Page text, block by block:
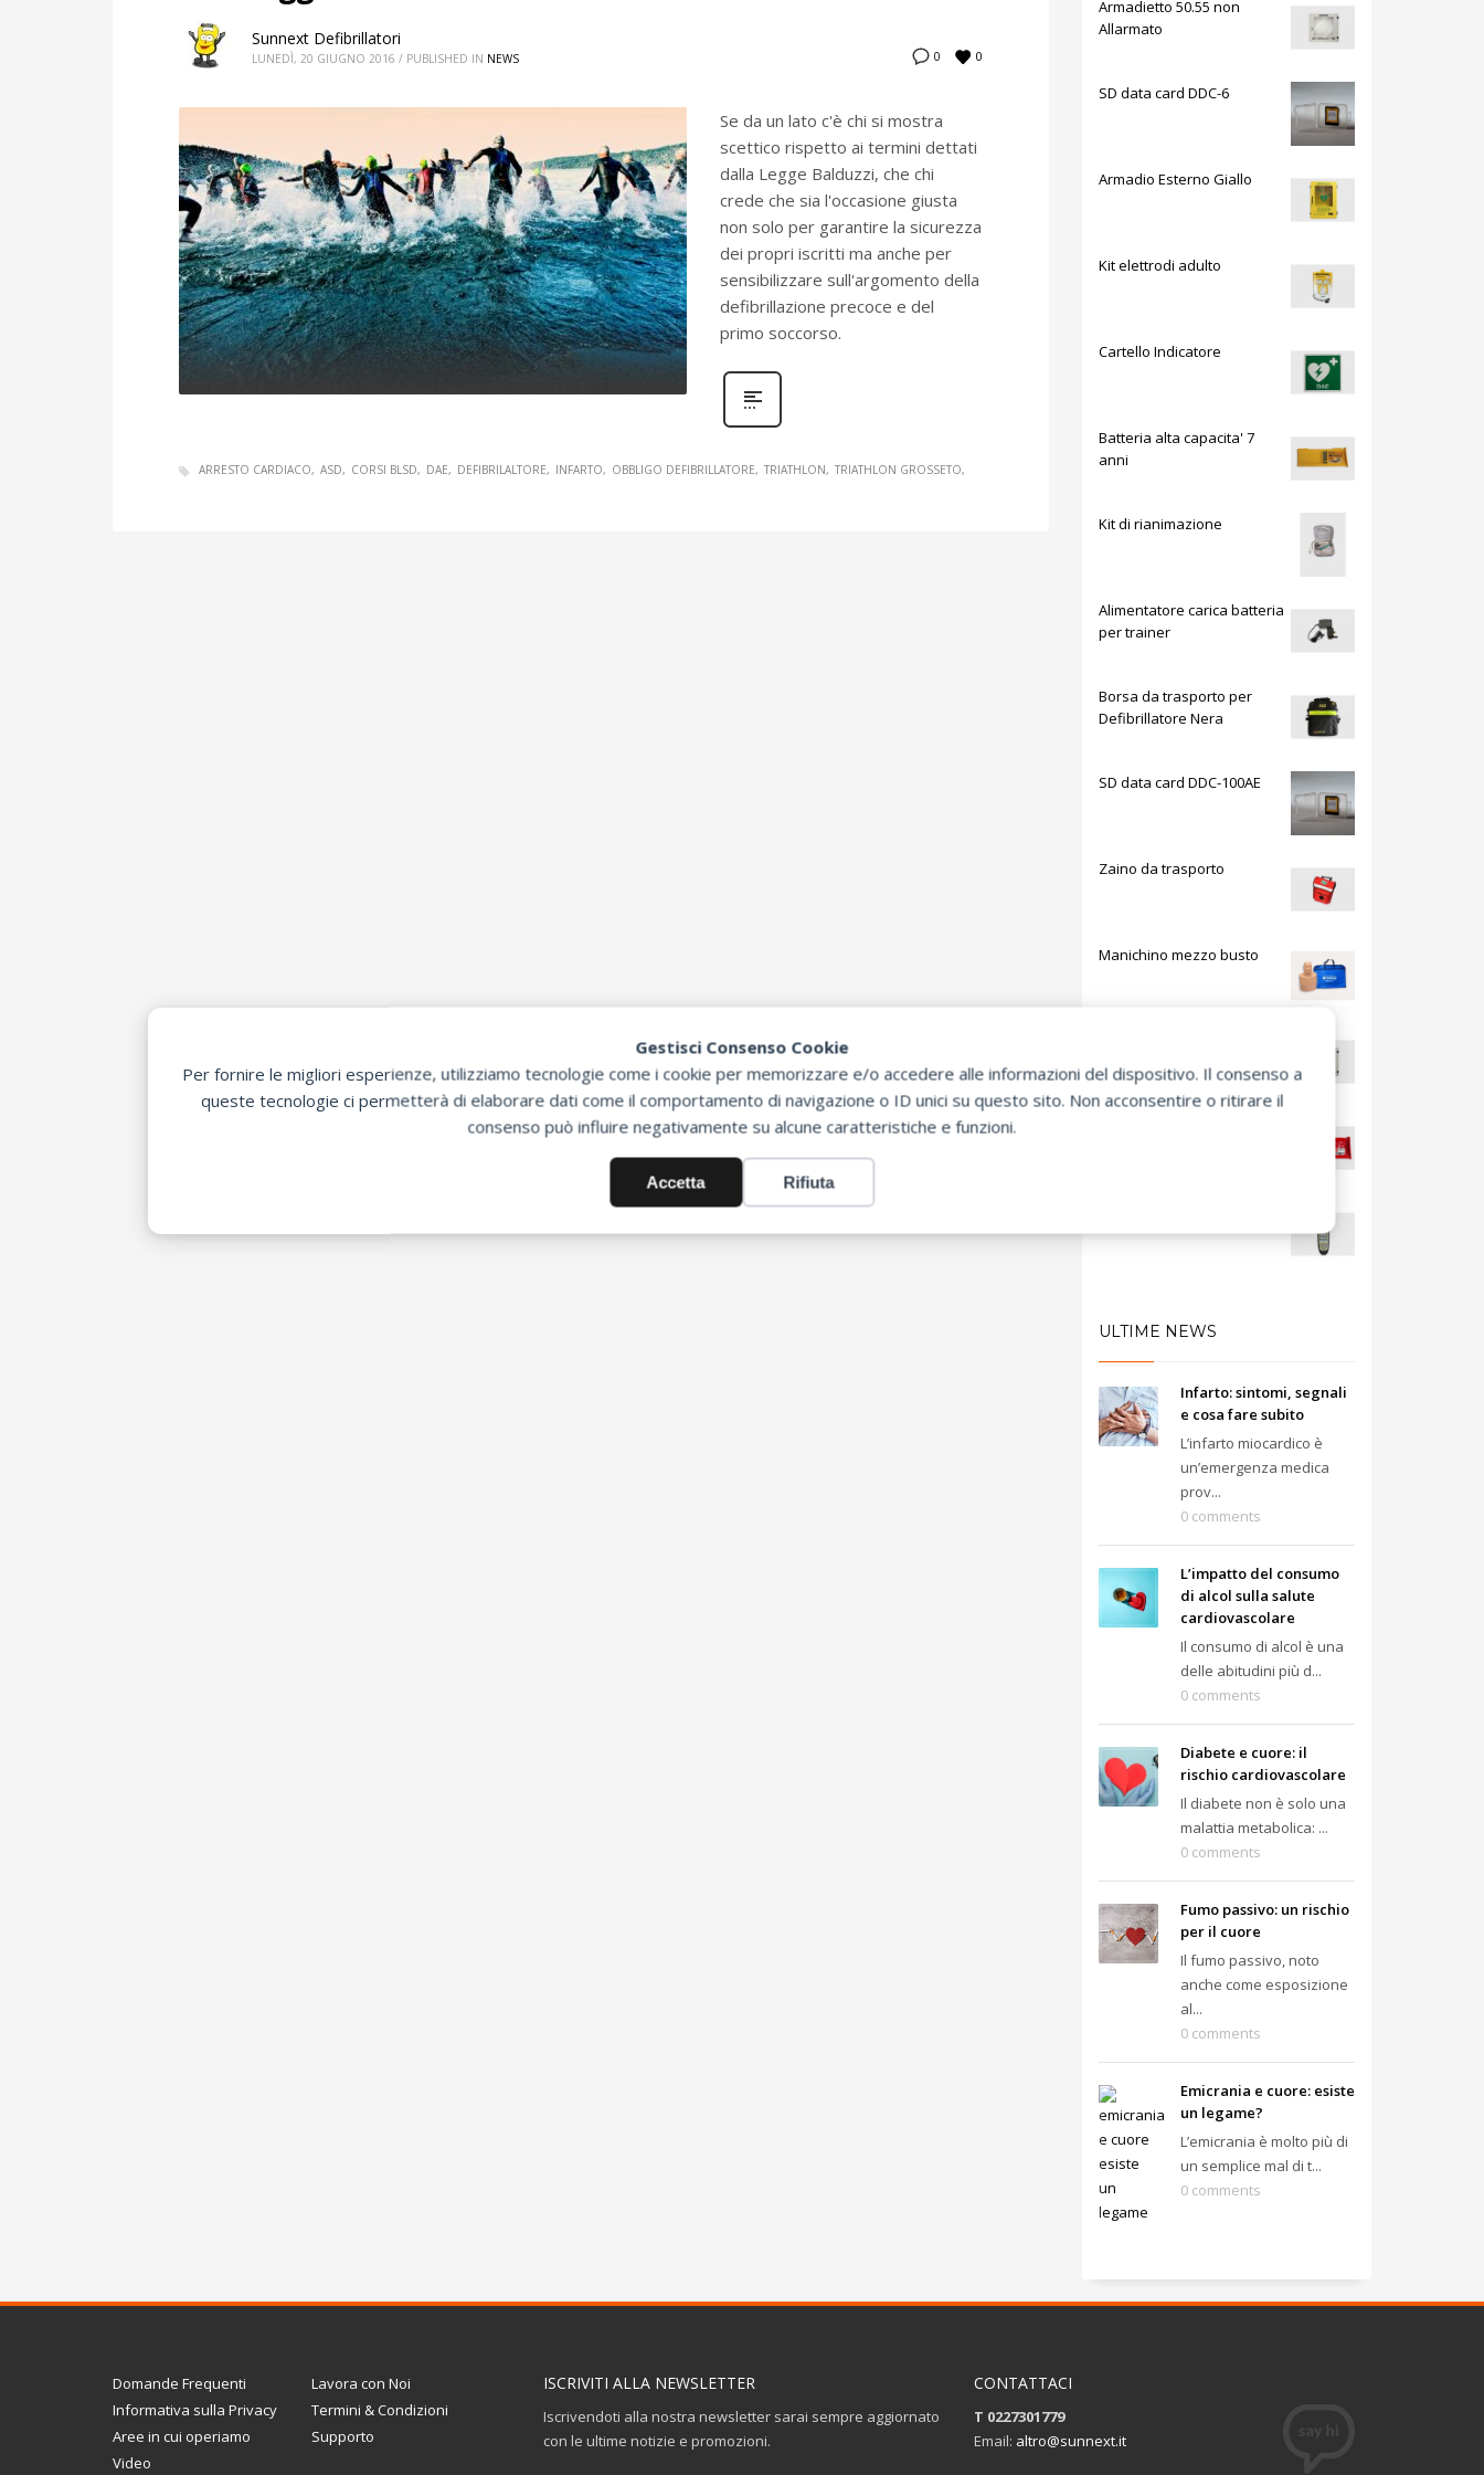
Gestisci Consenso Cookie
Per fornire le migliori esperienze, utilizziamo tecnologie come i cookie per memorizzare e/o accedere alle informazioni del dispositivo. Il consenso a
queste tecnologie ci permetterà di elaborare dati come il comportamento di navigazione o ID unici su questo sito. Non acconsentire o ritirare il
consenso può influire negativamente su alcune caratteristiche e funzioni.
Accetta Rifiuta
0 0
Sunnext Defibrillatori
LUNEDÌ, 20 GIUGNO 2016 / PUBLISHED IN NEWS
Se da un lato c'è chi si mostra
scettico rispetto ai termini dettati
dalla Legge Balduzzi, che chi
crede che sia l'occasione giusta
non solo per garantire la sicurezza
dei propri iscritti ma anche per
sensibilizzare sull'argomento della
defibrillazione precoce e del
primo soccorso.
ARRESTO CARDIACO ASD CORSI BLSD DAE DEFIBRILALTORE INFARTO OBBLIGO DEFIBRILLATORE TRIATHLON TRIATHLON GROSSETO
Armadietto 50.55 non
Allarmato
SD data card DDC-6
Armadio Esterno Giallo
Kit elettrodi adulto
Cartello Indicatore
Batteria alta capacita' 7
anni
Kit di rianimazione
Alimentatore carica batteria
per trainer
Borsa da trasporto per
Defibrillatore Nera
SD data card DDC-100AE
Zaino da trasporto
Manichino mezzo busto
Allarmato
ULTIME NEWS
Infarto: sintomi, segnali
e cosa fare subito
L’infarto miocardico è
un’emergenza medica
prov...
0 comments
L’impatto del consumo
di alcol sulla salute
cardiovascolare
Il consumo di alcol è una
delle abitudini più d...
0 comments
Diabete e cuore: il
rischio cardiovascolare
Il diabete non è solo una
malattia metabolica: ...
0 comments
Fumo passivo: un rischio
per il cuore
Il fumo passivo, noto
anche come esposizione
al...
0 comments
Emicrania e cuore: esiste
un legame?
L’emicrania è molto più di
un semplice mal di t...
0 comments
Domande Frequenti
Lavora con Noi
Informativa sulla Privacy
Termini & Condizioni
Aree in cui operiamo
Supporto
Video
ISCRIVITI ALLA NEWSLETTER
Iscrivendoti alla nostra newsletter sarai sempre aggiornato
con le ultime notizie e promozioni.
CONTATTACI
T 0227301779
Email: altro@sunnext.it